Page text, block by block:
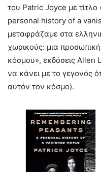
του Patric Joyce με
personal history of a
μεταφράζαμε στα
χωρικούς: μια
κόσμου», εκδόσεις Allen
να κάνει με το γεγονός
αυτόν τον κόσμο).